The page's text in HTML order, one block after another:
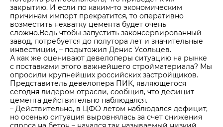
закрытию. И если по каким-то экономическим
причинам импорт прекратится, то оперативно
возместить нехватку цемента будет очень
сложно.Ведь чтобы запустить законсервированный
завод, потребуется до полутора лет и значительные
инвестиции, – подытожил Денис Усольцев.
А как же оценивают девелоперы ситуацию на рынке
с поставками этого важнейшего стройматериала? Мы
опросили крупнейших российских застройщиков.
Представитель девелопера ПИК, являющегося
сегодня лидером отрасли, сообщил, что дефицит
цемента действительно наблюдался.
– Действительно, в ЦФО летом наблюдался дефицит,
но осенью ситуация выровнялась за счет снижения